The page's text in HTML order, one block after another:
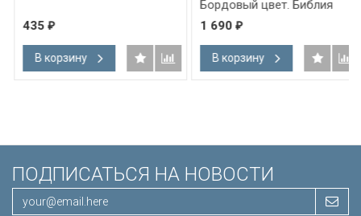
435 ₽
В корзину
Бордовый цвет. Библия
Короля Иакова на
английском языке.
Словарь, карты, закладка,
подарочная вкладка, слова
Иисуса выделены красным
1 690 ₽
В корзину
ПОДПИСАТЬСЯ НА НОВОСТИ